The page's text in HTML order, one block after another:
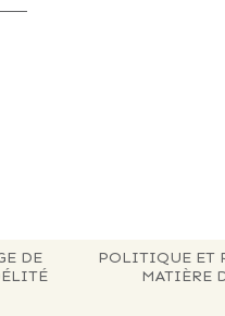
DE
POLITIQUE ET
MATIÈRE